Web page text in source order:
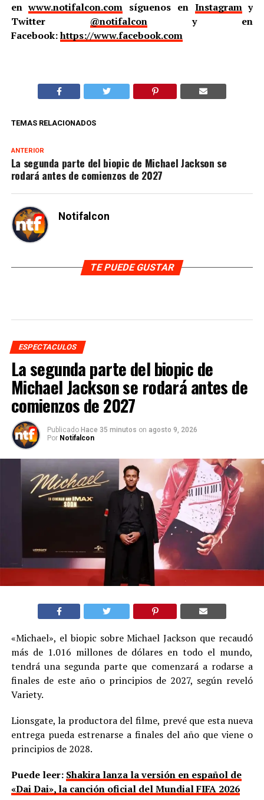
enwww.notifalcon.com síguenos en Instagramy
Twitter @notifalcony en
Facebook:https://www.facebook.com
TEMAS RELACIONADOS
ANTERIOR
La segunda parte del biopic de Michael Jackson se
rodará antes de comienzos de 2027
Notifalcon
TE PUEDE GUSTAR
ESPECTACULOS
La segunda parte del biopic de
Michael Jackson se rodará antes de
comienzos de 2027
Publicado Hace 35 minutos on agosto 9, 2026
Por Notifalcon
«Michael», el biopic sobre Michael Jackson que recaudó
más de 1.016 millones de dólares en todo el mundo,
tendrá una segunda parte que comenzará a rodarse a
finales de este año o principios de 2027, según reveló
Variety.
Lionsgate, la productora del filme, prevé que esta nueva
entrega pueda estrenarse a finales del año que viene o
principios de 2028.
Puede leer: Shakira lanza la versión en español de
«Dai Dai», la canción oficial del Mundial FIFA 2026